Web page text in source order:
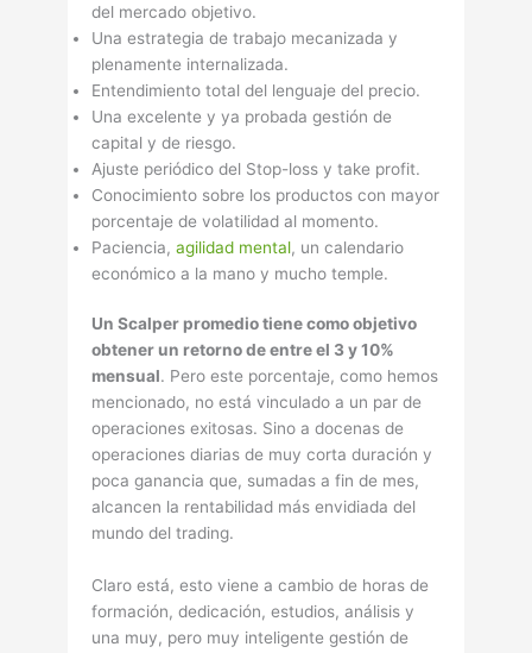
del mercado objetivo.
Una estrategia de trabajo mecanizada y
plenamente internalizada.
Entendimiento total del lenguaje del precio.
Una excelente y ya probada gestión de
capital y de riesgo.
Ajuste periódico del Stop-loss y take profit.
Conocimiento sobre los productos con mayor
porcentaje de volatilidad al momento.
Paciencia,agilidad mental, un calendario
económico a la mano y mucho temple.
Un Scalper promedio tiene como objetivo
obtener un retorno de entre el 3 y 10%
mensual. Pero este porcentaje, como hemos
mencionado, no está vinculado a un par de
operaciones exitosas. Sino a docenas de
operaciones diarias de muy corta duración y
poca ganancia que, sumadas a fin de mes,
alcancen la rentabilidad más envidiada del
mundo del trading.
Claro está, esto viene a cambio de horas de
formación, dedicación, estudios, análisis y
una muy, pero muy inteligente gestión de